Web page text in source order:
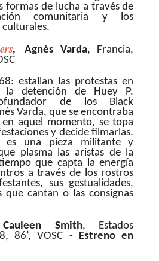
formas de lucha a través de
comunitaria y los
, Agnès Varda, Francia,
estallan las protestas en
la detención de Huey P.
de los Black
Varda, que se encontraba
aquel momento, se topa
y decide filmarlas.
es una pieza militante y
plasma las aristas de la
que capta la energía
a través de los rostros
sus gestualidades,
que cantan o las consignas
Cauleen Smith, Estados
86’, VOSC - Estreno en